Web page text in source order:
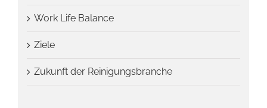
Work Life Balance
Ziele
Zukunft der Reinigungsbranche